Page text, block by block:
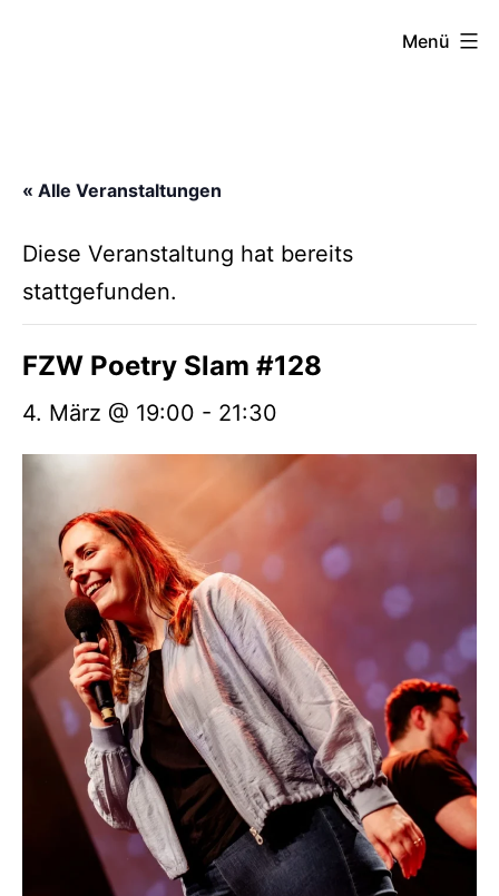
Menü
« Alle Veranstaltungen
Diese Veranstaltung hat bereits
stattgefunden.
FZW Poetry Slam #128
4. März @ 19:00 - 21:30